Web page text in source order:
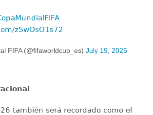
zSwOsO1s72
FIFA (@fifaworldcup_es) July 19, 2026
también será recordado como el